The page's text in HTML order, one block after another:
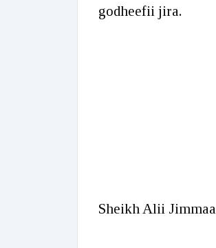
godheefii jira.
Sheikh Alii Jimmaa